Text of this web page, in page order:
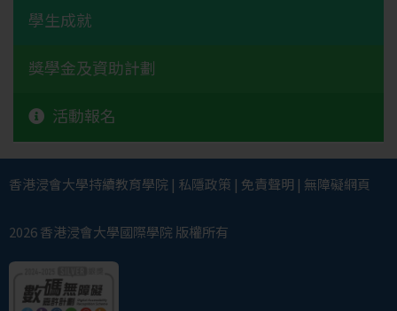
學生成就
獎學金及資助計劃
活動報名
香港浸會大學持續教育學院 | 私隱政策 | 免責聲明 | 無障礙網頁
2026 香港浸會大學國際學院 版權所有